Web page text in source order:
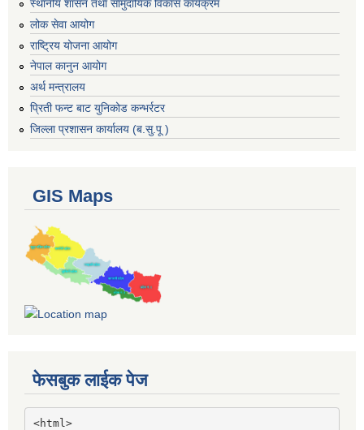
स्थानीय शासन तथा सामुदायिक विकास कार्यक्रम
लोक सेवा आयोग
राष्ट्रिय योजना आयोग
नेपाल कानुन आयोग
अर्थ मन्त्रालय
प्रिती फन्ट बाट युनिकोड कन्भर्रटर
जिल्ला प्रशासन कार्यालय (ब.सु.पू )
GIS Maps
फेसबुक लाईक पेज
<html>